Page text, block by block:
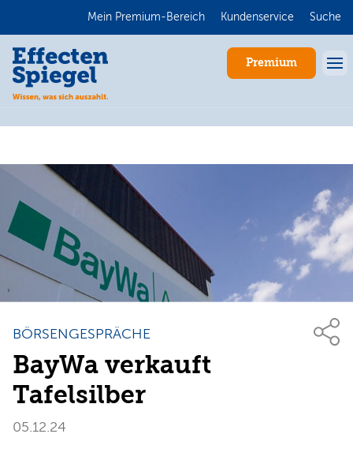
Mein Premium-Bereich Kundenservice Suche
Premium
BÖRSENGESPRÄCHE
BayWa verkauft
Tafelsilber
05.12.24
Anmelden